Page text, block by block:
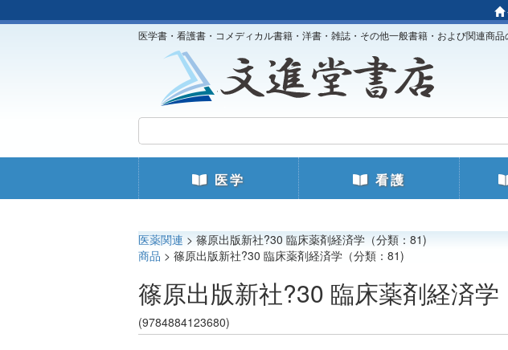
医学書・看護書・コメディカル書籍・洋書・雑誌・その他一般書籍・および関連商品
医学 看護
医薬関連 > 篠原出版新社?30 臨床薬剤経済学（分類：81)
商品 > 篠原出版新社?30 臨床薬剤経済学（分類：81)
篠原出版新社?30 臨床薬剤経済学
(9784884123680)